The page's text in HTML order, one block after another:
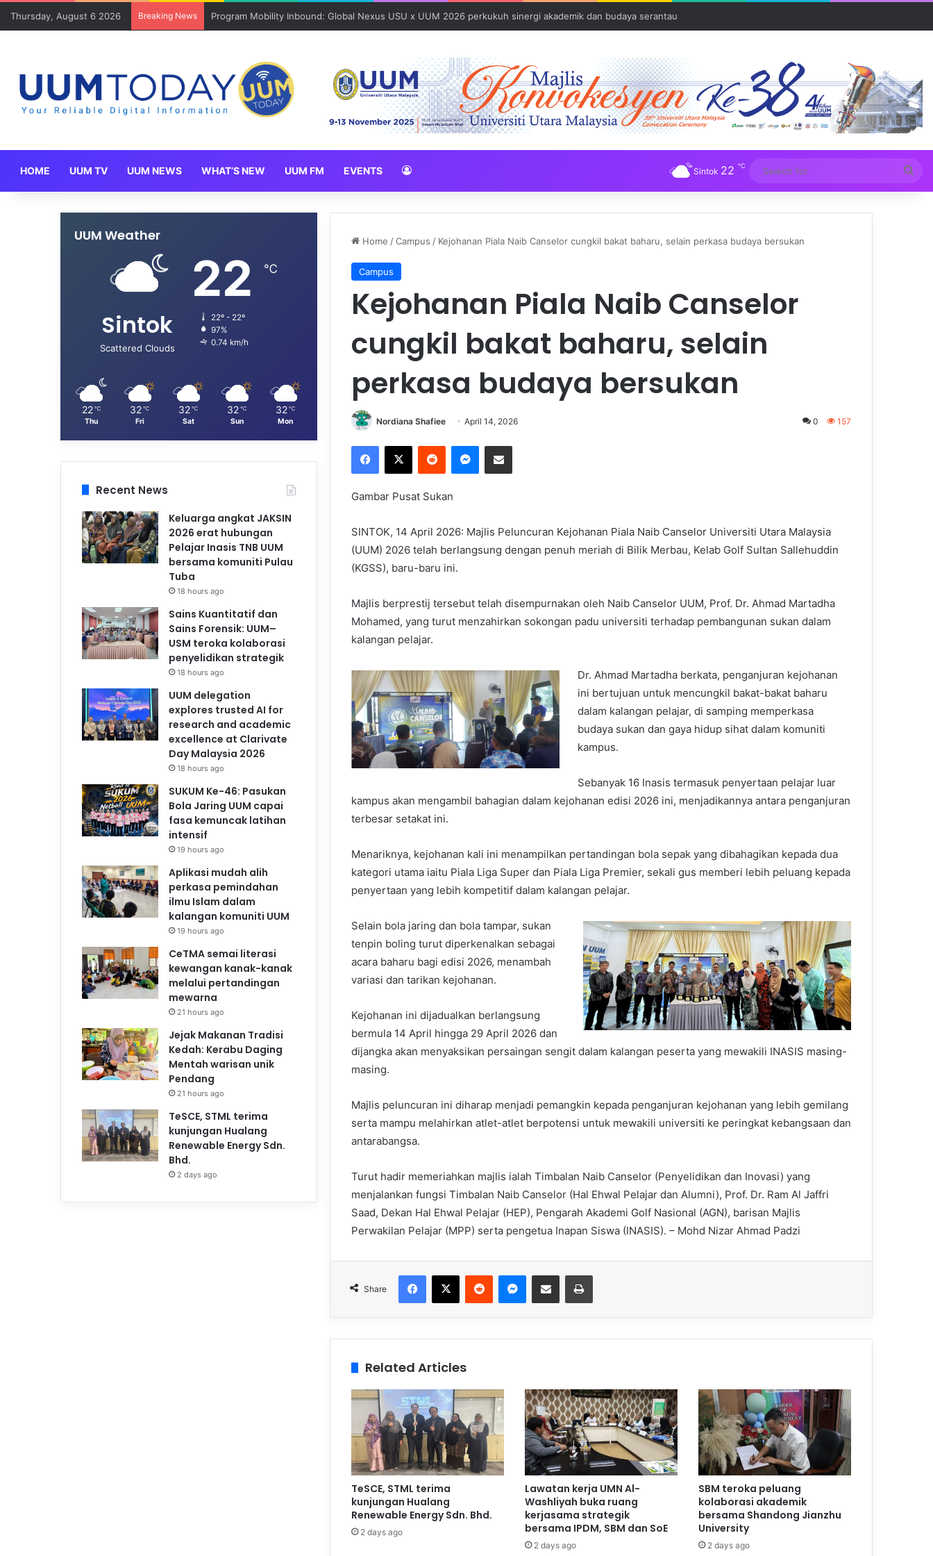
Thursday, August 6 2026 Breaking News Program Mobility Inbound: Global Nexus USU x UUM 2026 perkukuh sinergi akademik dan budaya serantau
HOME UUM TV UUM NEWS WHAT’S NEW UUM FM EVENTS Sintok 22 ℃
for
Home /Campus / Kejohanan Piala Naib Canselor cungkil bakat baharu, selain perkasa budaya bersukan
Campus
Kejohanan Piala Naib Canselor
cungkil bakat baharu, selain
perkasa budaya bersukan
Nordiana Shafiee April 14, 2026 0 157
Gambar Pusat Sukan
SINTOK, 14 April 2026: Majlis Peluncuran Kejohanan Piala Naib Canselor Universiti Utara Malaysia
(UUM) 2026 telah berlangsung dengan penuh meriah di Bilik Merbau, Kelab Golf Sultan Sallehuddin
(KGSS), baru-baru ini.
Majlis berprestij tersebut telah disempurnakan oleh Naib Canselor UUM, Prof. Dr. Ahmad Martadha
Mohamed, yang turut menzahirkan sokongan padu universiti terhadap pembangunan sukan dalam
kalangan pelajar.
Dr. Ahmad Martadha berkata, penganjuran kejohanan
ini bertujuan untuk mencungkil bakat-bakat baharu
dalam kalangan pelajar, di samping memperkasa
budaya sukan dan gaya hidup sihat dalam komuniti
kampus.
Sebanyak 16 Inasis termasuk penyertaan pelajar luar
kampus akan mengambil bahagian dalam kejohanan edisi 2026 ini, menjadikannya antara penganjuran
terbesar setakat ini.
Menariknya, kejohanan kali ini menampilkan pertandingan bola sepak yang dibahagikan kepada dua
kategori utama iaitu Piala Liga Super dan Piala Liga Premier, sekali gus memberi lebih peluang kepada
penyertaan yang lebih kompetitif dalam kalangan pelajar.
Selain bola jaring dan bola tampar, sukan
tenpin boling turut diperkenalkan sebagai
acara baharu bagi edisi 2026, menambah
variasi dan tarikan kejohanan.
Kejohanan ini dijadualkan berlangsung
bermula 14 April hingga 29 April 2026 dan
dijangka akan menyaksikan persaingan sengit dalam kalangan peserta yang mewakili INASIS masing-
masing.
Majlis peluncuran ini diharap menjadi pemangkin kepada penganjuran kejohanan yang lebih gemilang
serta mampu melahirkan atlet-atlet berpotensi untuk mewakili universiti ke peringkat kebangsaan dan
antarabangsa.
Turut hadir memeriahkan majlis ialah Timbalan Naib Canselor (Penyelidikan dan Inovasi) yang
menjalankan fungsi Timbalan Naib Canselor (Hal Ehwal Pelajar dan Alumni), Prof. Dr. Ram Al Jaffri
Saad, Dekan Hal Ehwal Pelajar (HEP), Pengarah Akademi Golf Nasional (AGN), barisan Majlis
Perwakilan Pelajar (MPP) serta pengetua Inapan Siswa (INASIS). – Mohd Nizar Ahmad Padzi
Share
Related Articles
TeSCE, STML terima
kunjungan Hualang
Renewable Energy Sdn. Bhd.
2 days ago
Lawatan kerja UMN Al-
Washliyah buka ruang
kerjasama strategik
bersama IPDM, SBM dan SoE
2 days ago
SBM teroka peluang
kolaborasi akademik
bersama Shandong Jianzhu
University
2 days ago
UUM Weather
Sintok
Scattered Clouds
22 ℃
22º - 22º
97%
0.74 km/h
22 ℃
Thu
32 ℃
Fri
32 ℃
Sat
32 ℃
Sun
32 ℃
Mon
Recent News
Keluarga angkat JAKSIN
2026 erat hubungan
Pelajar Inasis TNB UUM
bersama komuniti Pulau
Tuba
18 hours ago
Sains Kuantitatif dan
Sains Forensik: UUM–
USM teroka kolaborasi
penyelidikan strategik
18 hours ago
UUM delegation
explores trusted AI for
research and academic
excellence at Clarivate
Day Malaysia 2026
18 hours ago
SUKUM Ke-46: Pasukan
Bola Jaring UUM capai
fasa kemuncak latihan
intensif
19 hours ago
Aplikasi mudah alih
perkasa pemindahan
ilmu Islam dalam
kalangan komuniti UUM
19 hours ago
CeTMA semai literasi
kewangan kanak-kanak
melalui pertandingan
mewarna
21 hours ago
Jejak Makanan Tradisi
Kedah: Kerabu Daging
Mentah warisan unik
Pendang
21 hours ago
TeSCE, STML terima
kunjungan Hualang
Renewable Energy Sdn.
Bhd.
2 days ago